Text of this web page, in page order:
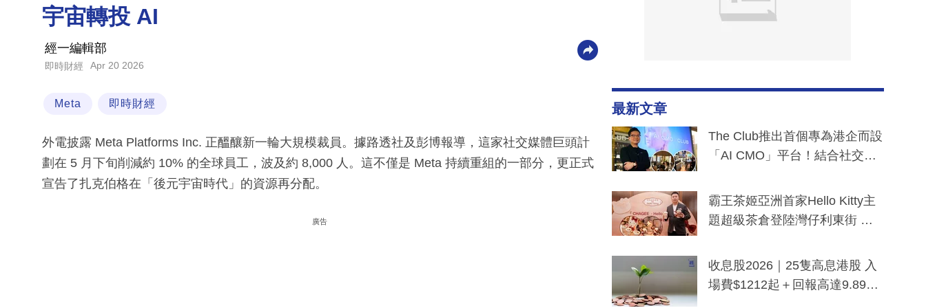
宇宙轉投 AI
經一編輯部
即時財經 Apr 20 2026
Meta 即時財經
外電披露 Meta Platforms Inc. 正醞釀新一輪大規模裁員。據路透社及彭博報導，這家社交媒體巨頭計
劃在 5 月下旬削減約 10% 的全球員工，波及約 8,000 人。這不僅是 Meta 持續重組的一部分，更正式
宣告了扎克伯格在「後元宇宙時代」的資源再分配。
廣告
最新文章
The Club推出首個專為港企而設
「AI CMO」平台！結合社交聆
分鐘生成「貼地」宣傳短片
霸王茶姬亞洲首家Hello Kitty主
題超級茶倉登陸灣仔利東街 推
y及香港限定特調系列
收息股2026｜25隻高息港股 入
場費$1212起＋回報高達9.89